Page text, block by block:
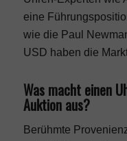
eine
wie die Paul
USD haben die
Was macht einen
Auktion aus?
Berühmte